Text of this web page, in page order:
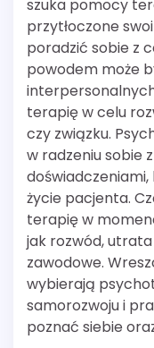
szuka pomocy
przytłoczone
poradzić sobie z
powodem może
terapię w celu
czy związku.
w radzeniu sobie
życie pacjenta.
terapię w
jak rozwód,
zawodowe.
wybierają
samorozwoju i
poznać siebie